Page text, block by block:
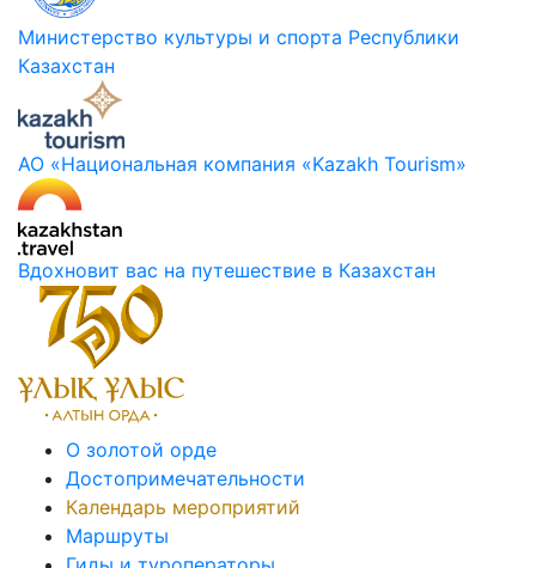
Министерство культуры и спорта Республики
Казахстан
АО «Национальная компания «Kazakh Tourism»
Вдохновит вас на путешествие в Казахстан
О золотой орде
Достопримечательности
Календарь мероприятий
Маршруты